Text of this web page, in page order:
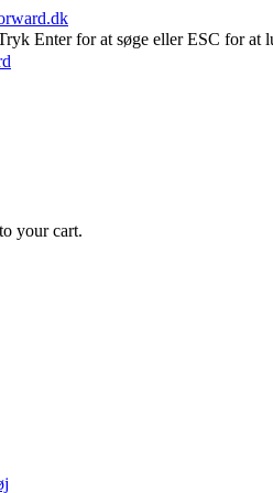
Enter for at søge eller ESC for at
your cart.